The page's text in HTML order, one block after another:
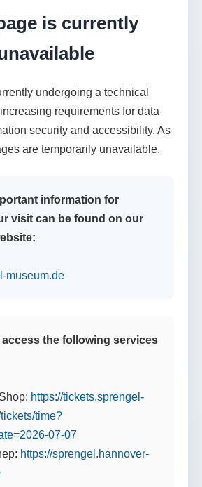
is currently
undergoing a technical
requirements for data
security and accessibility. As
are temporarily unavailable.
information for
visit can be found on our
museum.de
the following services
https://tickets.sprengel-
time?
07-07
https://sprengel.hannover-